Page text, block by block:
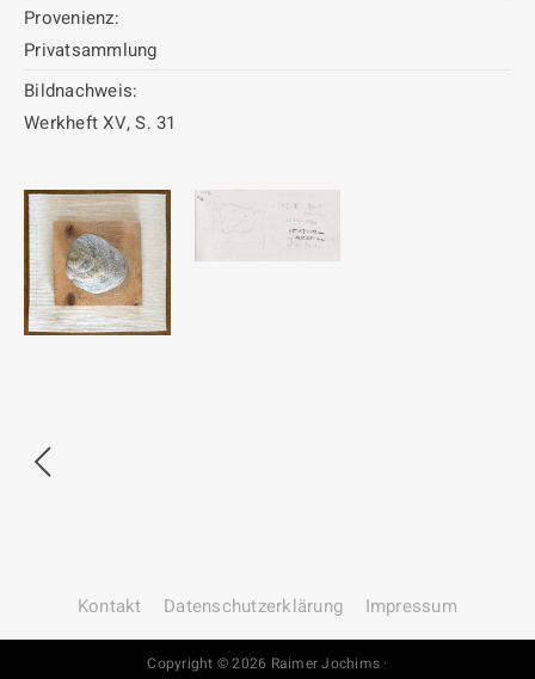
Provenienz:
Privatsammlung
Bildnachweis:
Werkheft XV, S. 31
Kontakt Datenschutz­erklärung Impressum
Copyright © 2026 Raimer Jochims ·